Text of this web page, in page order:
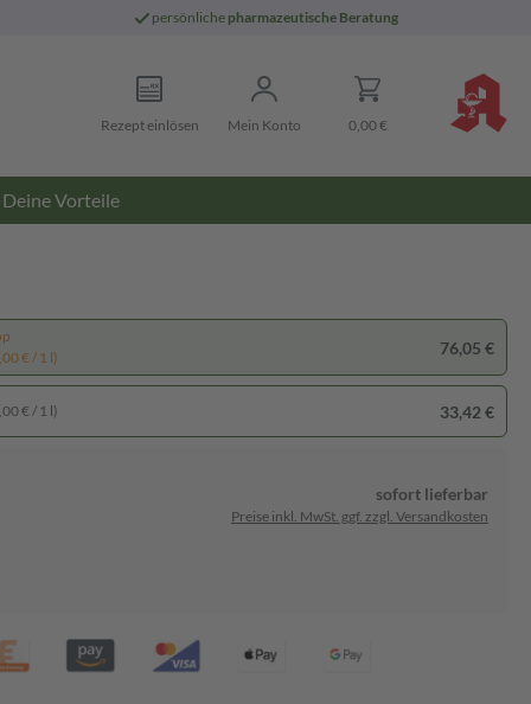
persönliche pharmazeutische Beratung
Rezept einlösen Mein Konto 0,00 €
Deine Vorteile
€ / 1 l)
76,05 €
€ / 1 l) 33,42 €
sofort lieferbar
Preise inkl. MwSt. ggf. zzgl. Versandkosten